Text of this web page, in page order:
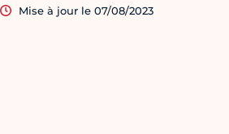
Mise à jour le 07/08/2023